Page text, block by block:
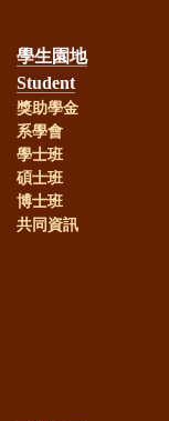
系友)、楊
(80級系友)
度教育實習
彥伶、李欣
學生園地
Student
獎助學金
系學會
學士班
碩士班
博士班
共同資訊